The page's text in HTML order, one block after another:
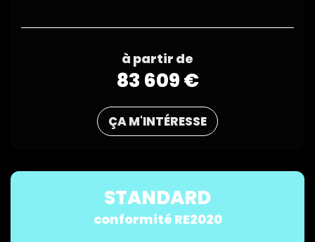
à partir de
83 609 €
ÇA M'INTÉRESSE
STANDARD
conformité RE2020